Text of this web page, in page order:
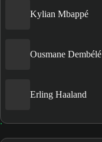
Kylian Mbappé
Ousmane Dembélé
Erling Haaland